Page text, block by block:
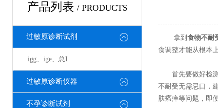
产品列表 / PRODUCTS
过敏原诊断试剂
igg、ige、总I
过敏原诊断仪器
不孕诊断试剂
拿到 食物不耐
食调整才能从根本
首先要做好检测
不耐受无需忌口，
肤瘙痒等问题，即